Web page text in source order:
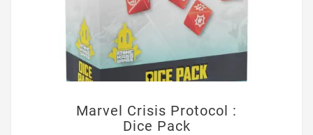
Marvel Crisis Protocol :
Dice Pack